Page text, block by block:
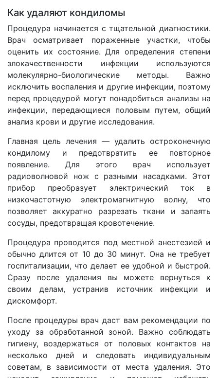
Как удаляют кондиломы
Процедура начинается с тщательной диагностики.
Врач осматривает пораженные участки, чтобы
оценить их состояние. Для определения степени
злокачественности инфекции используются
молекулярно-биологические методы. Важно
исключить воспаления и другие инфекции, поэтому
перед процедурой могут понадобиться анализы на
инфекции, передающиеся половым путем, общий
анализ крови и другие исследования.
Главная цель лечения — удалить остроконечную
кондилому и предотвратить ее повторное
появление. Для этого врач использует
радиоволновой нож с разными насадками. Этот
прибор преобразует электрический ток в
низкочастотную электромагнитную волну, что
позволяет аккуратно разрезать ткани и запаять
сосуды, предотвращая кровотечение.
Процедура проводится под местной анестезией и
обычно длится от 10 до 30 минут. Она не требует
госпитализации, что делает ее удобной и быстрой.
Сразу после удаления вы можете вернуться к
своим делам, устранив источник инфекции и
дискомфорт.
После процедуры врач даст вам рекомендации по
уходу за обработанной зоной. Важно соблюдать
гигиену, воздержаться от половых контактов на
несколько дней и следовать индивидуальным
советам, в зависимости от места удаления. Это